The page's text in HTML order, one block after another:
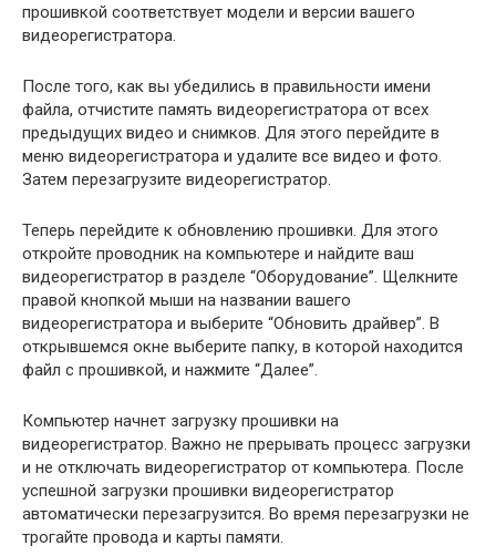
прошивкой соответствует модели и версии вашего
видеорегистратора.
После того, как вы убедились в правильности имени
файла, отчистите память видеорегистратора от всех
предыдущих видео и снимков. Для этого перейдите в
меню видеорегистратора и удалите все видео и фото.
Затем перезагрузите видеорегистратор.
Теперь перейдите к обновлению прошивки. Для этого
откройте проводник на компьютере и найдите ваш
видеорегистратор в разделе “Оборудование”. Щелкните
правой кнопкой мыши на названии вашего
видеорегистратора и выберите “Обновить драйвер”. В
открывшемся окне выберите папку, в которой находится
файл с прошивкой, и нажмите “Далее”.
Компьютер начнет загрузку прошивки на
видеорегистратор. Важно не прерывать процесс загрузки
и не отключать видеорегистратор от компьютера. После
успешной загрузки прошивки видеорегистратор
автоматически перезагрузится. Во время перезагрузки не
трогайте провода и карты памяти.